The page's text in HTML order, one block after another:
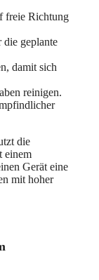
freie Richtung
geplante
damit sich
reinigen.
die
einem
Gerät eine
mit hoher